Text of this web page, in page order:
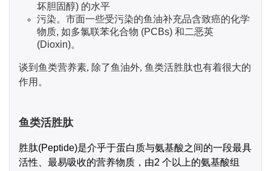
坏胆固醇) 的水平
污染。市面一些受污染的鱼油补充品含致癌的化学
物质, 如多氯联苯化合物 (PCBs) 和二恶英
(Dioxin)。
谈到鱼类营养素, 除了鱼油外, 鱼类活胜肽也有着很大的
作用。
鱼类活胜肽
胜肽(Peptide)是介乎于蛋白质与氨基酸之间的一段最具
活性、最易吸收的营养物质，由2 个以上的氨基酸组